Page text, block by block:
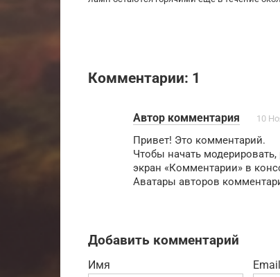
Комментарии: 1
Автор комментария 10
Привет! Это комментарий.
Чтобы начать
экран «Комментарии» в
Аватары авторов
Добавить комментарий
Имя Email